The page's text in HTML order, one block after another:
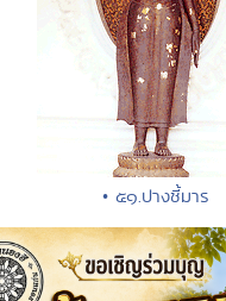
• ๕๑.ปางชี้มาร